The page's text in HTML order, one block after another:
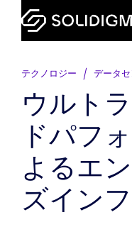
テクノロジー データ
ウルト
ドパフ
よるエ
ズイン